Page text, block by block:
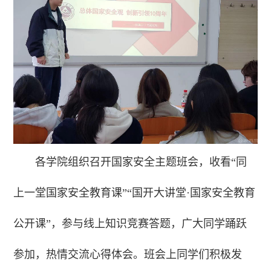
各学院组织召开国家安全主题班会，收看“同
上一堂国家安全教育课”“国开大讲堂·国家安全教育
公开课”，参与线上知识竞赛答题，广大同学踊跃
参加，热情交流心得体会。班会上同学们积极发